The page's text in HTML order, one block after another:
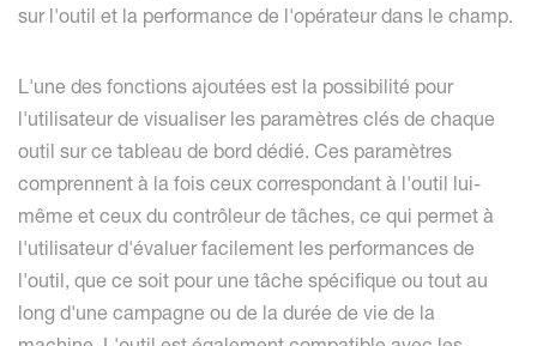
sur l'outil et la performance de l'opérateur dans le champ.
L'une des fonctions ajoutées est la possibilité pour
l'utilisateur de visualiser les paramètres clés de chaque
outil sur ce tableau de bord dédié. Ces paramètres
comprennent à la fois ceux correspondant à l'outil lui-
même et ceux du contrôleur de tâches, ce qui permet à
l'utilisateur d'évaluer facilement les performances de
l'outil, que ce soit pour une tâche spécifique ou tout au
long d'une campagne ou de la durée de vie de la